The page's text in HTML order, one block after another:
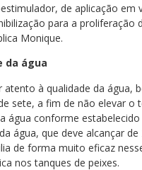
de aplicação
para a
Monique.
da água
atento à qualidade da água,
sete, a fim de não elevar o
água conforme
água, que deve alcançar
de forma muito eficaz
nos tanques de peixes.